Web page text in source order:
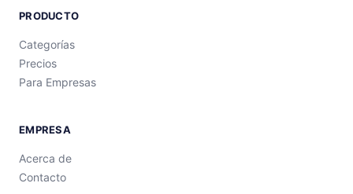
PRODUCTO
Categorías
Precios
Para Empresas
EMPRESA
Acerca de
Contacto